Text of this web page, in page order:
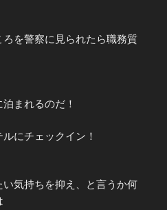
を警察に見られたら職務質
まれるのだ！
にチェックイン！
気持ちを抑え、と言うか何